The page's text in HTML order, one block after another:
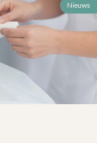
Nieuws